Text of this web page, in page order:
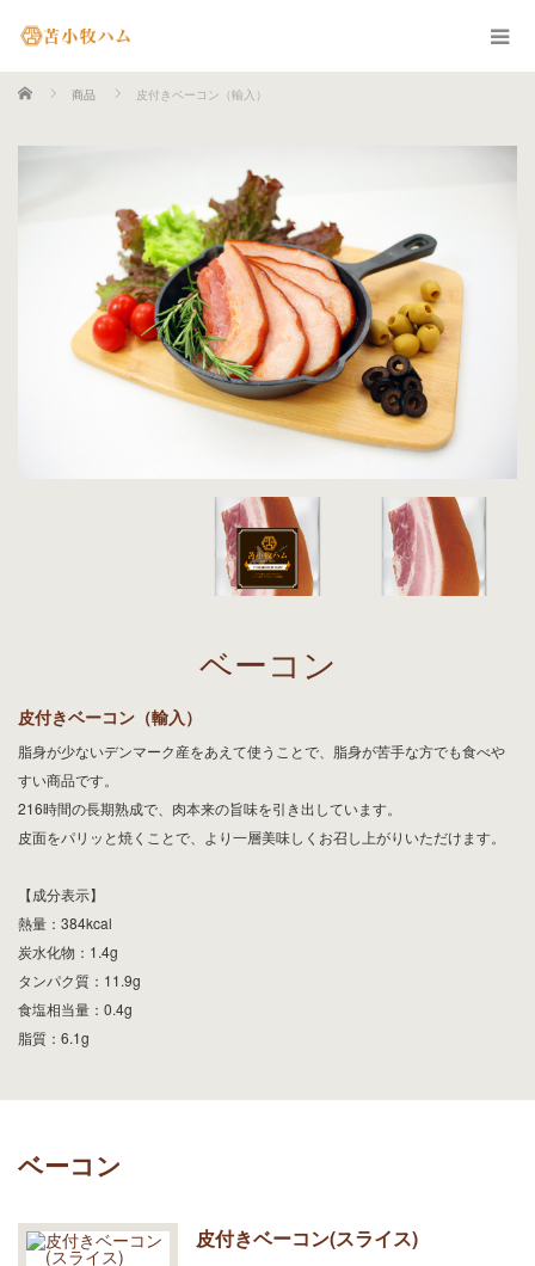
ホーム 商品 皮付きベーコン（輸入）
ベーコン
皮付きベーコン（輸入）
脂身が少ないデンマーク産をあえて使うことで、脂身が苦手な方でも食べや
すい商品です。
216時間の長期熟成で、肉本来の旨味を引き出しています。
皮面をパリッと焼くことで、より一層美味しくお召し上がりいただけます。
【成分表示】
熱量：384kcal
炭水化物：1.4g
タンパク質：11.9g
食塩相当量：0.4g
脂質：6.1g
ベーコン
皮付きベーコン(スライス)